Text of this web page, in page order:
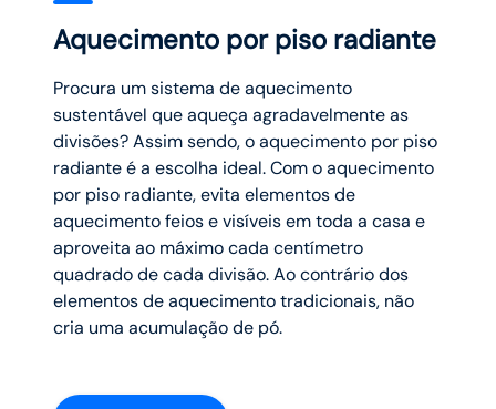
Aquecimento por piso radiante
Procura um sistema de aquecimento
sustentável que aqueça agradavelmente as
divisões? Assim sendo, o aquecimento por piso
radiante é a escolha ideal. Com o aquecimento
por piso radiante, evita elementos de
aquecimento feios e visíveis em toda a casa e
aproveita ao máximo cada centímetro
quadrado de cada divisão. Ao contrário dos
elementos de aquecimento tradicionais, não
cria uma acumulação de pó.